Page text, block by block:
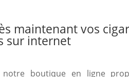
maintenant vos
sur internet
notre boutique en ligne